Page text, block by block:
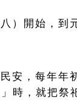
）開始，到
安，每年年
時，就把祭